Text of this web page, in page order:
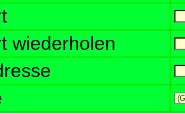
wiederholen